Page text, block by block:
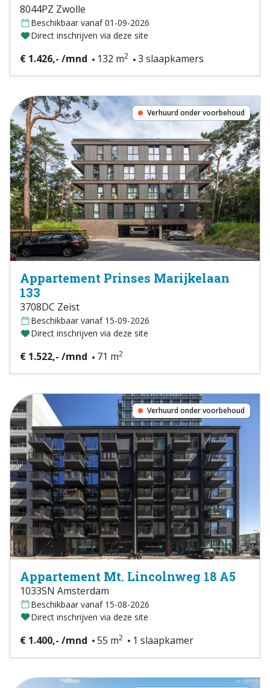
8044PZ Zwolle
Beschikbaar vanaf 01-09-2026
Direct inschrijven via deze site
€ 1.426,- /mnd 132 m2 3 slaapkamers
Verhuurd onder voorbehoud
Appartement Prinses Marijkelaan
133
3708DC Zeist
Beschikbaar vanaf 15-09-2026
Direct inschrijven via deze site
€ 1.522,- /mnd 71 m2
Verhuurd onder voorbehoud
Appartement Mt. Lincolnweg 18 A5
1033SN Amsterdam
Beschikbaar vanaf 15-08-2026
Direct inschrijven via deze site
€ 1.400,- /mnd 55 m2 1 slaapkamer